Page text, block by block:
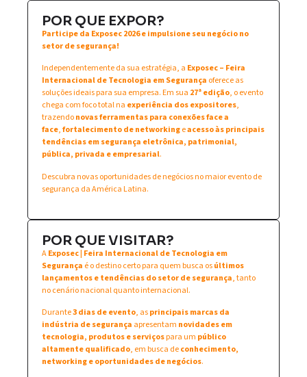
POR QUE EXPOR?
Participe da Exposec 2026 e impulsione seu negócio no
setor de segurança!
Independentemente da sua estratégia, a Exposec – Feira
Internacional de Tecnologia em Segurança oferece as
soluções ideais para sua empresa. Em sua 27ª edição, o evento
chega com foco total na experiência dos expositores,
trazendonovas ferramentas para conexões face a
face,fortalecimento de networkingeacesso às principais
tendências em segurança eletrônica, patrimonial,
pública, privada e empresarial.
Descubra novas oportunidades de negócios no maior evento de
segurança da América Latina.
POR QUE VISITAR?
AExposec | Feira Internacional de Tecnologia em
Segurança é o destino certo para quem busca osúltimos
lançamentos e tendências do setor de segurança, tanto
no cenário nacional quanto internacional.
Durante3 dias de evento, asprincipais marcas da
indústria de segurança apresentam novidades em
tecnologia, produtos e serviçospara um público
altamente qualificado, em busca deconhecimento,
networking e oportunidades de negócios.